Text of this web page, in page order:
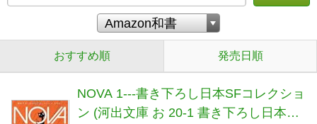
おすすめ順 発売日順
NOVA 1---書き下ろし日本SFコレクショ
ン (河出文庫 お 20-1 書き下ろし日本SF